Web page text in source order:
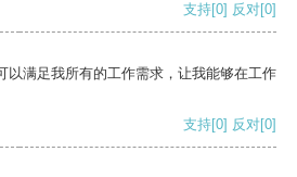
支持[0] 反对[0]
以满足我所有的工作需求，让我能够在工作
支持[0] 反对[0]